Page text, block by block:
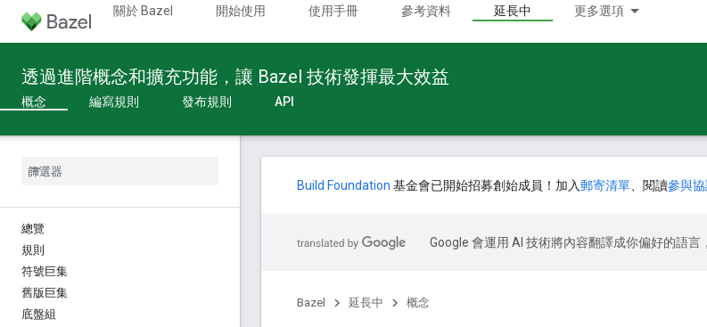
關於 Bazel 開始使用 使用手冊 參考資料 延長中 更多選項
透過進階概念和擴充功能，讓 Bazel 技術發揮最大效益
概念 編寫規則 發布規則 API
總覽
規則
符號巨集
舊版巨集
底盤組
Build Foundation 基金會已開始招募創始成員！加入郵寄清單 、閱讀參與協
Google 會運用 AI 技術將內容翻譯成你偏好的語言
Bazel 延長中 概念